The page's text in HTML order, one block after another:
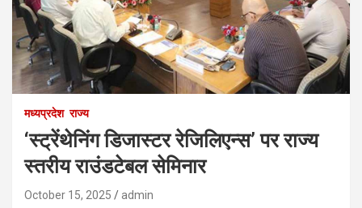
मध्यप्रदेश राज्य
‘स्ट्रेंथेनिंग डिजास्टर रेजिलिएन्स’ पर राज्य
स्तरीय राउंडटेबल सेमिनार
October 15, 2025 admin